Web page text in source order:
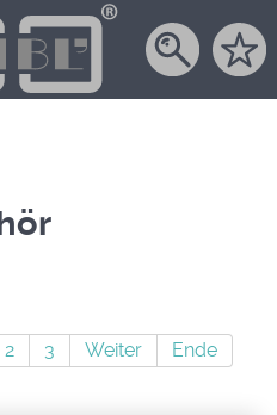
2 3 Weiter Ende